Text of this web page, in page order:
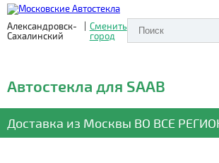
Александровск-
Сахалинский
| Сменить
город
Автостекла для SAAB
Доставка из Москвы ВО ВСЕ